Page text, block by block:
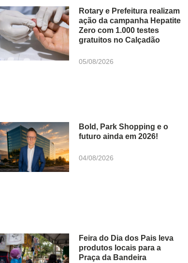
Rotary e Prefeitura realizam
ação da campanha Hepatite
Zero com 1.000 testes
gratuitos no Calçadão
05/08/2026
Bold, Park Shopping e o
futuro ainda em 2026!
04/08/2026
Feira do Dia dos Pais leva
produtos locais para a
Praça da Bandeira